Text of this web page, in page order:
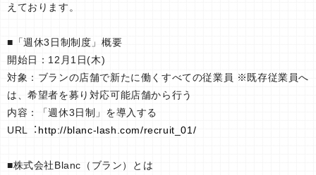
えております。
■「週休3日制制度」概要
開始日：12月1日(木)
対象：ブランの店舗で新たに働くすべての従業員 ※既存従業員へ
は、希望者を募り対応可能店舗から行う
内容：「週休3日制」を導入する
URL︓ http://blanc-lash.com/recruit_01/
■株式会社Blanc（ブラン）とは